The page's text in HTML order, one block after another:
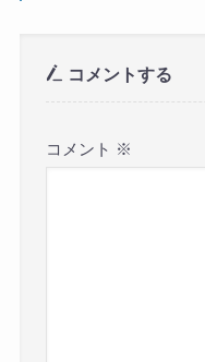
コメントする
コメント ※